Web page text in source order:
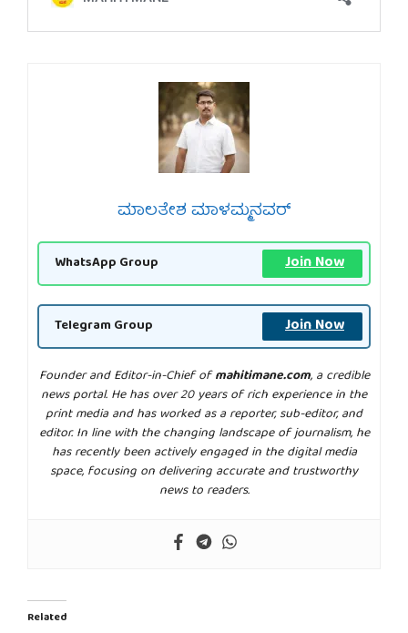
ಮಾಲತೇಶ ಮಾಳಮ್ಮನವರ್
WhatsApp Group Join Now
Telegram Group Join Now
Founder and Editor-in-Chief ofmahitimane.com, a credible
news portal. He has over 20 years of rich experience in the
print media and has worked as a reporter, sub-editor, and
editor. In line with the changing landscape of journalism, he
has recently been actively engaged in the digital media
space, focusing on delivering accurate and trustworthy
news to readers.
Related